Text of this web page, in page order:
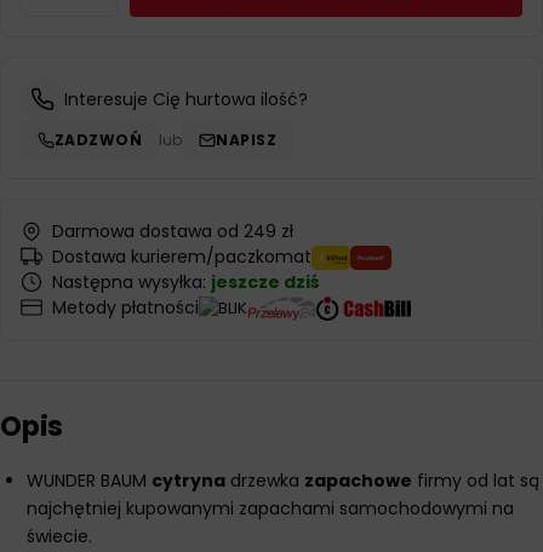
Interesuje Cię hurtowa ilość?
ZADZWOŃ lub NAPISZ
Darmowa dostawa od 249 zł
Dostawa kurierem/paczkomat
Następna wysyłka: jeszcze dziś
Metody płatności
Opis
WUNDER BAUM cytryna drzewka zapachowe firmy od lat są
najchętniej kupowanymi zapachami samochodowymi na
świecie.